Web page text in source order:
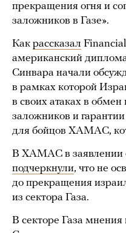
прекращения огня и
заложников в Газе».
Как рассказал
американский
Синвара начали
в рамках которой
в своих атаках в
заложников и
для бойцов ХАМАС,
В ХАМАС в заявлении
подчеркнули, что не
до прекращения
из сектора Газа.
В секторе Газа мнения